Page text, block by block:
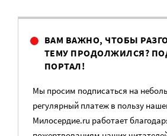
ВАМ ВАЖНО, ЧТОБЫ
ТЕМУ ПРОДОЛЖИЛСЯ?
ПОРТАЛ!
Мы просим подписаться на
регулярный платеж в пользу
Милосердие.ru работает